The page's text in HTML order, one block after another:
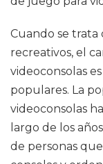
Cuando se trata
recreativos, el
videoconsolas
populares. La
videoconsolas
largo de los
de personas